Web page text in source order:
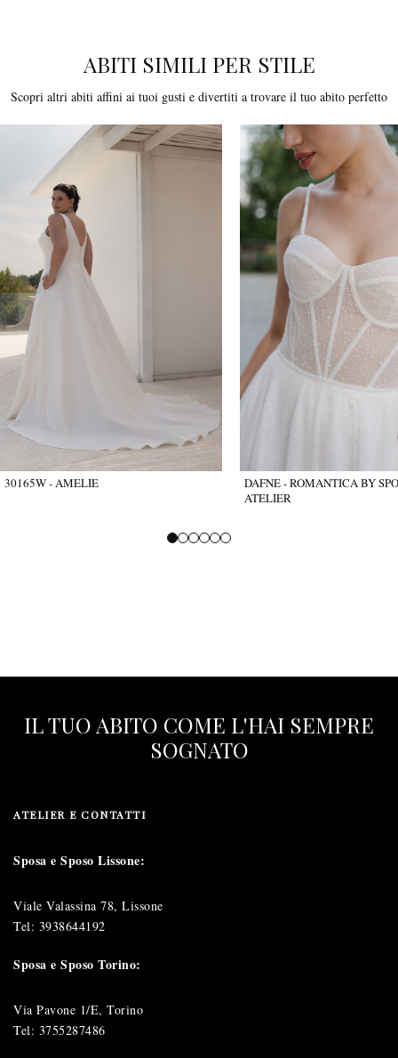
ABITI SIMILI PER STILE
Scopri altri abiti affini ai tuoi gusti e divertiti a trovare il tuo abito perfetto
30165W - AMELIE
DAFNE - ROMANTICA BY
ATELIER
IL TUO ABITO COME L'HAI SEMPRE
SOGNATO
ATELIER E CONTATTI
Sposa e Sposo Lissone:
Viale Valassina 78, Lissone
Tel: 3938644192
Sposa e Sposo Torino:
Via Pavone 1/E, Torino
Tel: 3755287486